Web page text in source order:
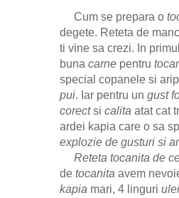
Cum se prepara o
degete. Reteta de
ti vine sa crezi. In
buna carne pentru
special copanele si
pui. Iar pentru un gust
corectsi calita atat cat
ardei kapia care o sa
explozie de gusturi si
Reteta tocanita de
de tocanita avem
kapia mari, 4 linguri ulei